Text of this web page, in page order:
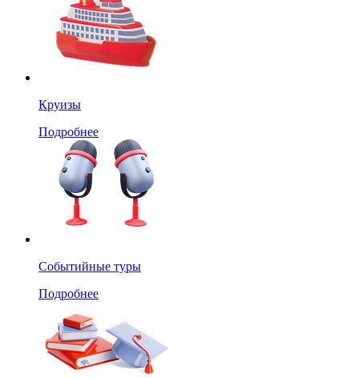
Круизы
Подробнее
Событийные туры
Подробнее